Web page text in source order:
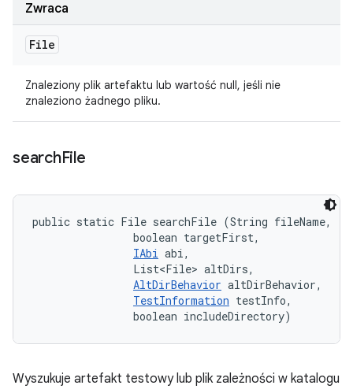
Zwraca
File
Znaleziony plik artefaktu lub wartość null, jeśli nie
znaleziono żadnego pliku.
searchFile
public static File searchFile (String fileName,
                boolean targetFirst,
IAbi abi,
                List<File> altDirs,
AltDirBehavior altDirBehavior,
TestInformation testInfo,
                boolean includeDirectory)
Wyszukuje artefakt testowy lub plik zależności w katalogu